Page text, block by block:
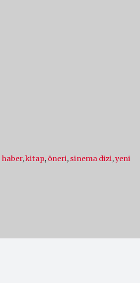
haber,kitap, öneri, sinema dizi,yeni